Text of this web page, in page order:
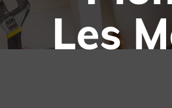
Les